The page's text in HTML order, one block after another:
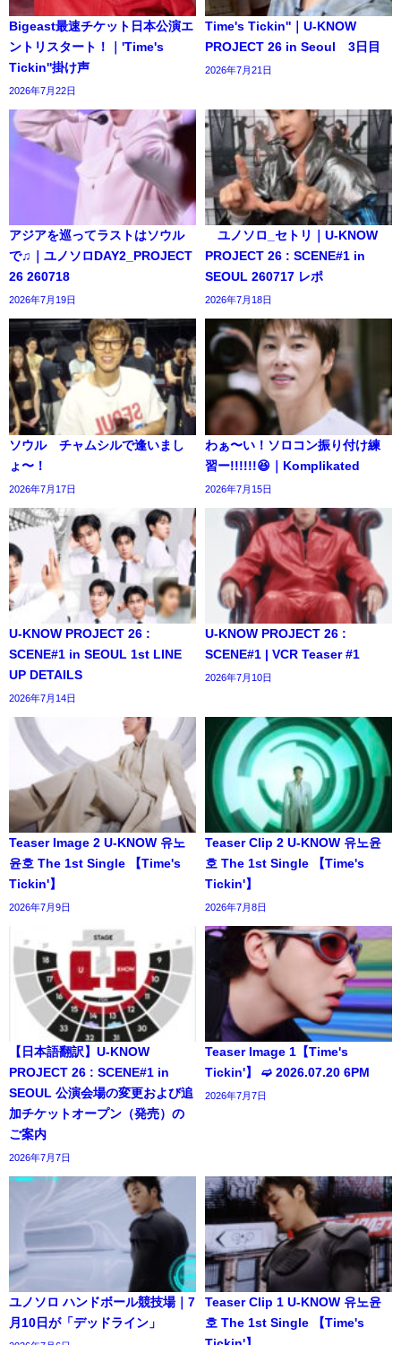
Bigeast最速チケット日本公演エ
ントリスタート！｜'Time's
Tickin''掛け声
2026年7月22日
Time's Tickin''｜U-KNOW
PROJECT 26 in Seoul 3日目
2026年7月21日
アジアを巡ってラストはソウル
で♫｜ユノソロDAY2_PROJECT
26 260718
2026年7月19日
ユノソロ_セトリ｜U-KNOW
PROJECT 26 : SCENE#1 in
SEOUL 260717 レポ
2026年7月18日
ソウル チャムシルで逢いまし
ょ〜！
2026年7月17日
わぁ〜い！ソロコン振り付け練
習ー!!!!!!😆｜Komplikated
2026年7月15日
U-KNOW PROJECT 26 :
SCENE#1 in SEOUL 1st LINE
UP DETAILS
2026年7月14日
U-KNOW PROJECT 26 :
SCENE#1 | VCR Teaser #1
2026年7月10日
Teaser Image 2 U-KNOW 유노
윤호 The 1st Single 【Time's
Tickin'】
2026年7月9日
Teaser Clip 2 U-KNOW 유노윤
호 The 1st Single 【Time's
Tickin'】
2026年7月8日
【日本語翻訳】U-KNOW
PROJECT 26 : SCENE#1 in
SEOUL 公演会場の変更および追
加チケットオープン（発売）の
ご案内
2026年7月7日
Teaser Image 1【Time's
Tickin'】 ➫ 2026.07.20 6PM
2026年7月7日
ユノソロ ハンドボール競技場｜7
月10日が「デッドライン」
Teaser Clip 1 U-KNOW 유노윤
호 The 1st Single 【Time's